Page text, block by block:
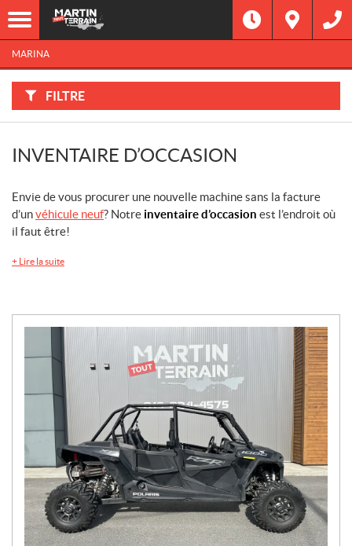
MARINA
FILTRE
F
I
L
T
R
E
R
Filtre
Catégorie
Année
Prix
Inventaire
INVENTAIRE D’OCCASION
Envie de vous procurer une nouvelle machine sans la facture
d’unvéhicule neuf? Notre inventaire d’occasion est l’endroit où
il faut être!
+ Lire la suite